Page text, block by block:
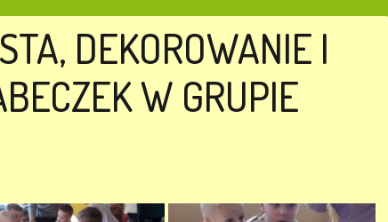
DEKOROWANIE I
W GRUPIE